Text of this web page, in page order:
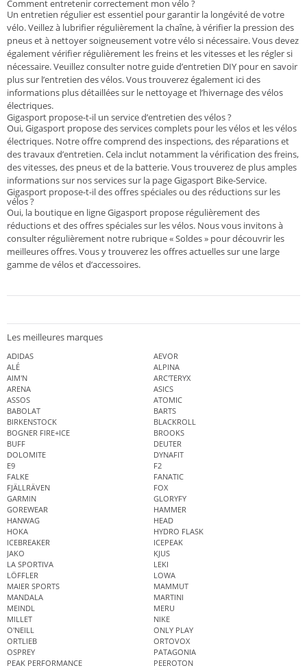
Comment entretenir correctement mon vélo ?
Un entretien régulier est essentiel pour garantir la longévité de votre
vélo. Veillez à lubrifier régulièrement la chaîne, à vérifier la pression des
pneus et à nettoyer soigneusement votre vélo si nécessaire. Vous devez
également vérifier régulièrement les freins et les vitesses et les régler si
nécessaire. Veuillez consulter notre guide d’entretien DIY pour en savoir
plus sur l’entretien des vélos. Vous trouverez également ici des
informations plus détaillées sur le nettoyage et l’hivernage des vélos
électriques.
Gigasport propose-t-il un service d’entretien des vélos ?
Oui, Gigasport propose des services complets pour les vélos et les vélos
électriques. Notre offre comprend des inspections, des réparations et
des travaux d’entretien. Cela inclut notamment la vérification des freins,
des vitesses, des pneus et de la batterie. Vous trouverez de plus amples
informations sur nos services sur la page Gigasport Bike-Service.
Gigasport propose-t-il des offres spéciales ou des réductions sur les
vélos ?
Oui, la boutique en ligne Gigasport propose régulièrement des
réductions et des offres spéciales sur les vélos. Nous vous invitons à
consulter régulièrement notre rubrique « Soldes » pour découvrir les
meilleures offres. Vous y trouverez les offres actuelles sur une large
gamme de vélos et d’accessoires.
Les meilleures marques
ADIDAS
AEVOR
ALÉ
ALPINA
AIM'N
ARC'TERYX
ARENA
ASICS
ASSOS
ATOMIC
BABOLAT
BARTS
BIRKENSTOCK
BLACKROLL
BOGNER FIRE+ICE
BROOKS
BUFF
DEUTER
DOLOMITE
DYNAFIT
E9
F2
FALKE
FANATIC
FJÄLLRÄVEN
FOX
GARMIN
GLORYFY
GOREWEAR
HAMMER
HANWAG
HEAD
HOKA
HYDRO FLASK
ICEBREAKER
ICEPEAK
JAKO
KJUS
LA SPORTIVA
LEKI
LÖFFLER
LOWA
MAIER SPORTS
MAMMUT
MANDALA
MARTINI
MEINDL
MERU
MILLET
NIKE
O'NEILL
ONLY PLAY
ORTLIEB
ORTOVOX
OSPREY
PATAGONIA
PEAK PERFORMANCE
PEEROTON